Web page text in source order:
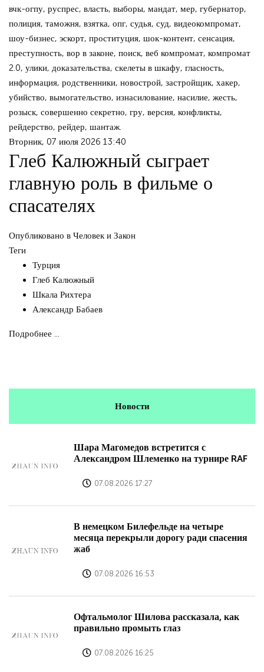
вчк-огпу, руспрес, власть, выборы, мандат, мер, губернатор,
полиция, таможня, взятка, опг, судья, суд, видеокомпромат,
шоу-бизнес, эскорт, проституция, шок-контент, сенсация,
преступность, вор в законе, поиск, веб компромат, компромат
2.0, улики, доказательства, скелеты в шкафу, гласность,
информация, родственники, новострой, застройщик, хакер,
убийство, вымогательство, изнасилование, насилие, жесть,
розыск, совершенно секретно, гру, версия, конфликты,
рейдерство, рейдер, шантаж.
Вторник, 07 июля 2026 13:40
Глеб Калюжный сыграет
главную роль в фильме о
спасателях
Опубликовано в Человек и Закон
Теги
Турция
Глеб Калюжный
Шкала Рихтера
Александр Бабаев
Подробнее ...
Новости
Шара Магомедов встретится с
Александром Шлеменко на турнире RAF
07.08.2026 17:27
В немецком Билефельде на четыре
месяца перекрыли дорогу ради спасения
жаб
07.08.2026 16:53
Офтальмолог Шилова рассказала, как
правильно промыть глаз
07.08.2026 16:25